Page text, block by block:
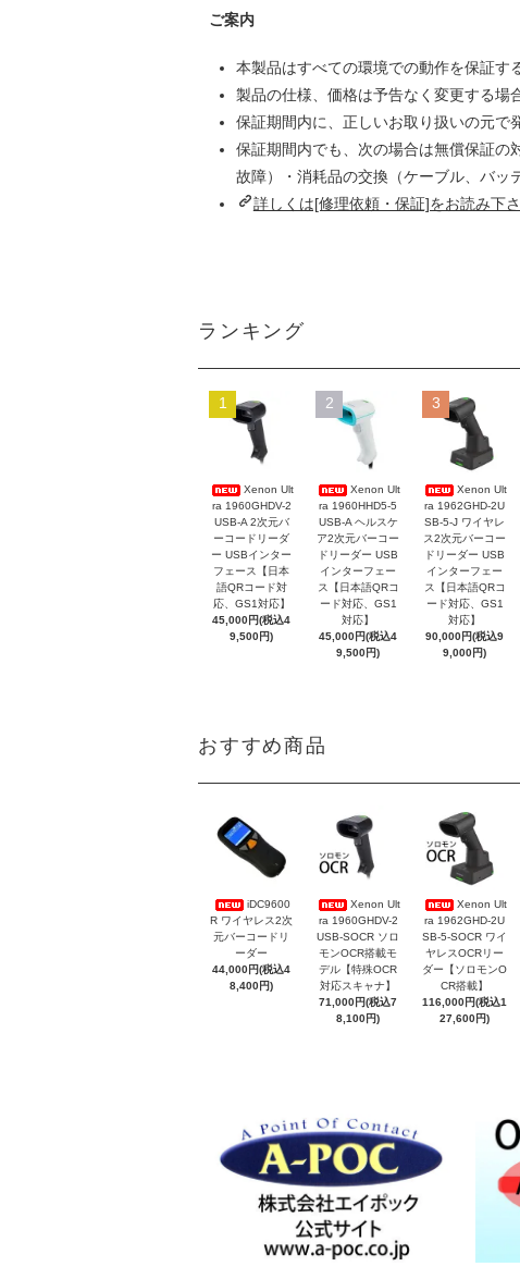
ご案内
本製品はすべての環境での動作を保証す
製品の仕様、価格は予告なく変更する場
保証期間内に、正しいお取り扱いの元で
保証期間内でも、次の場合は無償保証の
故障）・消耗品の交換（ケーブル、バッ
詳しくは[修理依頼・保証]をお読み下
ランキング
1
Xenon Ult
ra 1960GHDV-2
USB-A 2次元バ
ーコードリーダ
ー USBインター
フェース【日本
語QRコード対
応、GS1対応】
45,000円(税込4
9,500円)
2
Xenon Ult
ra 1960HHD5-5
USB-A ヘルスケ
ア2次元バーコー
ドリーダー USB
インターフェー
ス【日本語QRコ
ード対応、GS1
対応】
45,000円(税込4
9,500円)
3
Xenon Ult
ra 1962GHD-2U
SB-5-J ワイヤレ
ス2次元バーコー
ドリーダー USB
インターフェー
ス【日本語QRコ
ード対応、GS1
対応】
90,000円(税込9
9,000円)
おすすめ商品
iDC9600
R ワイヤレス2次
元バーコードリ
ーダー
44,000円(税込4
8,400円)
Xenon Ult
ra 1960GHDV-2
USB-SOCR ソロ
モンOCR搭載モ
デル【特殊OCR
対応スキャナ】
71,000円(税込7
8,100円)
Xenon Ult
ra 1962GHD-2U
SB-5-SOCR ワイ
ヤレスOCRリー
ダー【ソロモンO
CR搭載】
116,000円(税込1
27,600円)